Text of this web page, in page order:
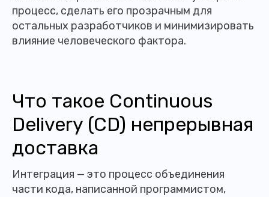
процесс, сделать его прозрачным для
остальных разработчиков и минимизировать
влияние человеческого фактора.
Что такое Continuous
Delivery (CD) непрерывная
доставка
Интеграция — это процесс объединения
части кода, написанной программистом,